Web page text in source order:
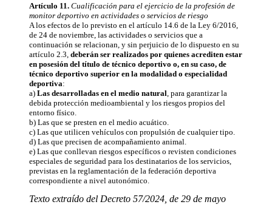
Artículo 11. Cualificación para el ejercicio de la profesión de
monitor deportivo en actividades o servicios de riesgo
A los efectos de lo previsto en el artículo 14.6 de la Ley 6/2016,
de 24 de noviembre, las actividades o servicios que a
continuación se relacionan, y sin perjuicio de lo dispuesto en su
artículo 2.3, deberán ser realizados por quienes acrediten estar
en posesión del título de técnico deportivo o, en su caso, de
técnico deportivo superior en la modalidad o especialidad
deportiva:
a) Las desarrolladas en el medio natural , para garantizar la
debida protección medioambiental y los riesgos propios del
entorno físico.
b) Las que se presten en el medio acuático.
c) Las que utilicen vehículos con propulsión de cualquier tipo.
d) Las que precisen de acompañamiento animal.
e) Las que conllevan riesgos específicos o revisten condiciones
especiales de seguridad para los destinatarios de los servicios,
previstas en la reglamentación de la federación deportiva
correspondiente a nivel autonómico.
Texto extraído del Decreto 57/2024, de 29 de mayo